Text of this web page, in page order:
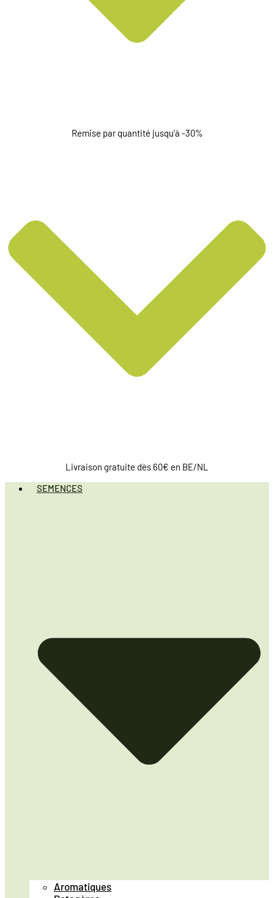
Remise par quantité jusqu'à -30%
Livraison gratuite dès 60€ en BE/NL
SEMENCES
Aromatiques